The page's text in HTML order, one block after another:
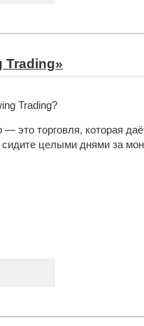
Trading»
Trading?
— это торговля, которая
сидите целыми днями за